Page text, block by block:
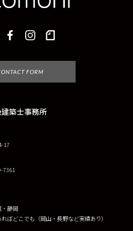
FORM
築士事務所
17
7361
・静岡
ばどこでも（岡山・長野など実績あり）